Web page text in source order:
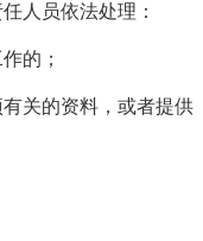
人员依法处理：
作的；
关的资料，或者提供